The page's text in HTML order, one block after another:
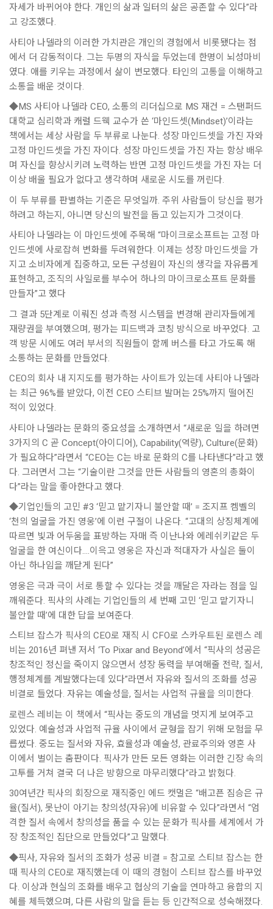
자세가 바뀌어야 한다. 개인의 삶과 일터의 삶은 공존할 수 있다”라
고 강조했다.
사티아 나델라의 이러한 가치관은 개인의 경험에서 비롯됐다는 점
에서 더 감동적이다. 그는 두명의 자식을 두었는데 한명이 뇌성마비
였다. 애를 키우는 과정에서 삶이 변모했다. 타인의 고통을 이해하고
소통을 배운 것이다.
◆MS 사티아 나델라 CEO, 소통의 리더십으로 MS 재건 = 스탠퍼드
대학교 심리학과 캐럴 드웩 교수가 쓴 ‘마인드셋(Mindset)’이라는
책에서는 세상 사람을 두 부류로 나눈다. 성장 마인드셋을 가진 자와
고정 마인드셋을 가진 자이다. 성장 마인드셋을 가진 자는 항상 배우
며 자신을 향상시키려 노력하는 반면 고정 마인드셋을 가진 자는 더
이상 배울 필요가 없다고 생각하며 새로운 시도를 꺼린다.
이 두 부류를 판별하는 기준은 무엇일까. 주위 사람들이 당신을 평가
하려고 하는지, 아니면 당신의 발전을 돕고 있는지가 그것이다.
사티아 나델라는 이 마인드셋에 주목해 “마이크로소프트는 고정 마
인드셋에 사로잡혀 변화를 두려워한다. 이제는 성장 마인드셋을 가
지고 소비자에게 집중하고, 모든 구성원이 자신의 생각을 자유롭게
표현하고, 조직의 사일로를 부수어 하나의 마이크로소프트 문화를
만들자”고 했다
그 결과 5단계로 이뤄진 성과 측정 시스템을 변경해 관리자들에게
재량권을 부여했으며, 평가는 피드백과 코칭 방식으로 바꾸었다. 고
객 방문 시에도 여러 부서의 직원들이 함께 버스를 타고 가도록 해
소통하는 문화를 만들었다.
CEO의 회사 내 지지도를 평가하는 사이트가 있는데 사티아 나델라
는 최근 96%를 받았다, 이전 CEO 스티브 발머는 25%까지 떨어진
적이 있었다.
사티아 나델라는 문화의 중요성을 소개하면서 “새로운 일을 하려면
3가지의 C 곧 Concept(아이디어), Capability(역량), Culture(문화)
가 필요하다”라면서 “CEO는 C는 바로 문화의 C를 나타낸다”라고 했
다. 그러면서 그는 “기술이란 그것을 만든 사람들의 영혼의 총화이
다”라는 말을 좋아한다고 했다.
◆기업인들의 고민 #3 ‘믿고 맡기자니 불안할 때’ = 조지프 켐벨의
‘천의 얼굴을 가진 영웅’에 이런 구절이 나온다. “고대의 상징체계에
따르면 빛과 어두움을 표방하는 자매 즉 이난나와 에레쉬키같은 두
얼굴을 한 여신이다….이윽고 영웅은 자신과 적대자가 사실은 둘이
아닌 하나임을 깨닫게 된다”
영웅은 극과 극이 서로 통할 수 있다는 것을 깨달은 자라는 점을 일
깨워준다. 픽사의 사례는 기업인들의 세 번째 고민 ‘믿고 맡기자니
불안할 때’에 대한 답을 보여준다.
스티브 잡스가 픽사의 CEO로 재직 시 CFO로 스카우트된 로렌스 레
비는 2016년 펴낸 저서 ‘To Pixar and Beyond’에서 “픽사의 성공은
창조적인 정신을 죽이지 않으면서 성장 동력을 부여해줄 전략, 질서,
행정체계를 계발했다는데 있다”라면서 자유와 질서의 조화를 성공
비결로 들었다. 자유는 예술성을, 질서는 사업적 규율을 의미한다.
로렌스 레비는 이 책에서 “픽사는 중도의 개념을 멋지게 보여주고
있었다. 예술성과 사업적 규율 사이에서 균형을 잡기 위해 모험을 무
릅썼다. 중도는 질서와 자유, 효율성과 예술성, 관료주의와 영혼 사
이에서 벌이는 춤판이다. 픽사가 만든 모든 영화는 이러한 긴장 속의
고투를 거쳐 결국 더 나은 방향으로 마무리했다”라고 밝혔다.
30여년간 픽사의 회장으로 재직중인 에드 캣멀은 “배고픈 짐승은 규
율(질서), 못난이 아기는 창의성(자유)에 비유할 수 있다”라면서 “엄
격한 질서 속에서 창의성을 품을 수 있는 문화가 픽사를 세계에서 가
장 창조적인 집단으로 만들었다”고 말했다.
◆픽사, 자유와 질서의 조화가 성공 비결 = 참고로 스티브 잡스는 한
때 픽사의 CEO로 재직했는데 이 때의 경험이 스티브 잡스를 바꾸었
다. 이상과 현실의 조화를 배우고 협상의 기술을 연마하고 융합의 지
혜를 체득했으며, 다른 사람의 말을 듣는 등 인간적으로 성숙해졌다.